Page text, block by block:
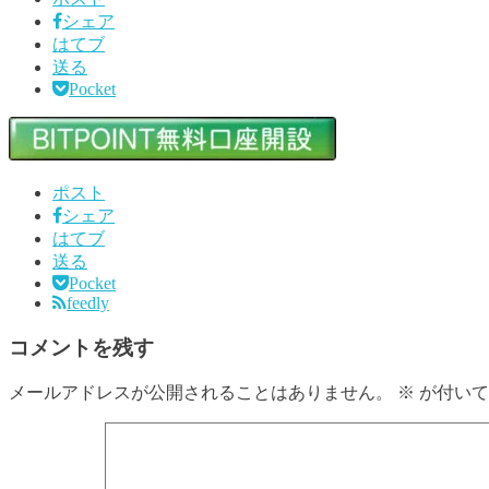
シェア
はてブ
送る
Pocket
ポスト
シェア
はてブ
送る
Pocket
feedly
コメントを残す
メールアドレスが公開されることはありません。 ※ が付い